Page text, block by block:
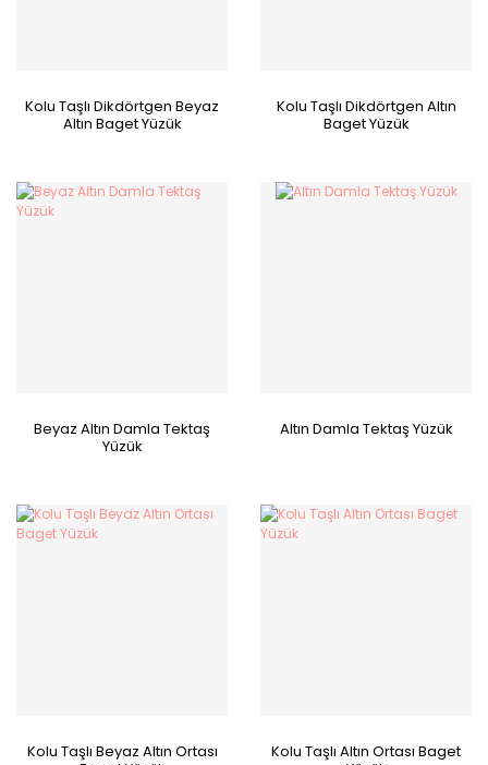
Kolu Taşlı Dikdörtgen Beyaz
Altın Baget Yüzük
Kolu Taşlı Dikdörtgen Altın
Baget Yüzük
Beyaz Altın Damla Tektaş
Yüzük
Altın Damla Tektaş Yüzük
Kolu Taşlı Beyaz Altın Ortası
Kolu Taşlı Altın Ortası Baget